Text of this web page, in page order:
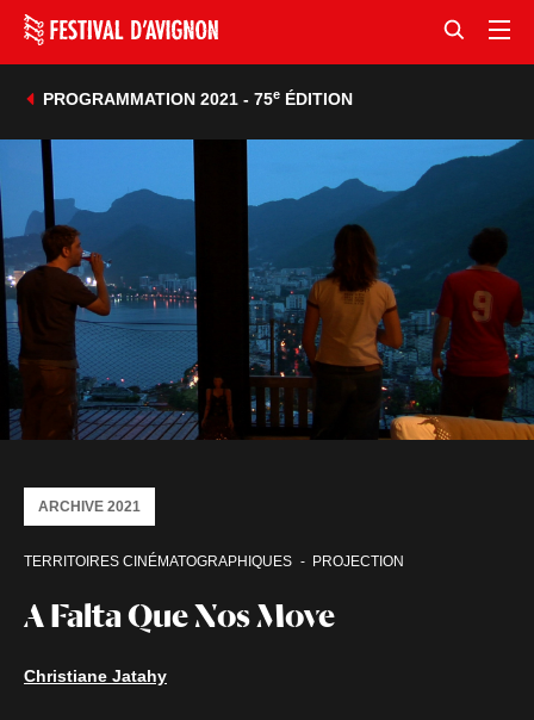
PROGRAMMATION 2021 - 75eÉDITION
A Falta Que Nos Move
TERRITOIRES CINÉMATOGRAPHIQUES PROJECTION
ARCHIVE 2021
Christiane Jatahy